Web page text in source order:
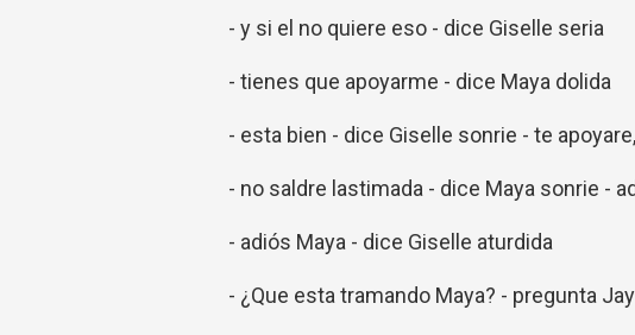
- y si el no quiere eso - dice Giselle seria
- tienes que apoyarme - dice Maya dolida
- esta bien - dice Giselle sonrie - te
- no saldre lastimada - dice Maya sonrie -
- adiós Maya - dice Giselle aturdida
- ¿Que esta tramando Maya? - pregunta